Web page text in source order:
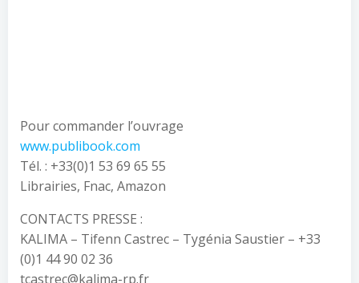
Pour commander l’ouvrage
www.publibook.com
Tél. : +33(0)1 53 69 65 55
Librairies, Fnac, Amazon
CONTACTS PRESSE :
KALIMA – Tifenn Castrec – Tygénia Saustier – +33
(0)1 44 90 02 36
tcastrec@kalima-rp.fr